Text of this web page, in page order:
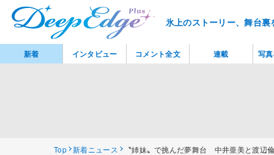
氷上のストーリー、舞台
Top 新着ニュース 〝姉妹〟で挑んだ夢舞台 中井亜美と渡辺
新着 インタビュー コメント全文 連載 写